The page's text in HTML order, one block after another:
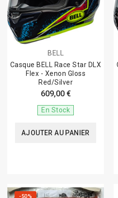
BELL
Casque BELL Race Star DLX
Flex - Xenon Gloss
Red/Silver
609,00 €
En Stock
AJOUTER AU PANIER
-50%